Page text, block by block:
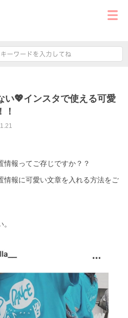
い💖インスタで使える可愛
！
情報ってご存じですか？？
情報に可愛い文章を入れる方法をご